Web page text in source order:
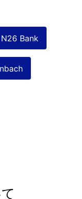
N26 Bank